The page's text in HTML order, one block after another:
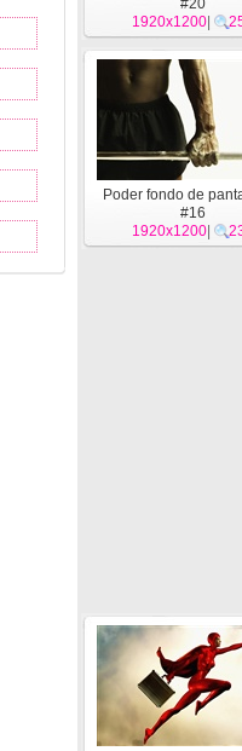
#20
1920x1200
Poder fondo de
#16
1920x1200